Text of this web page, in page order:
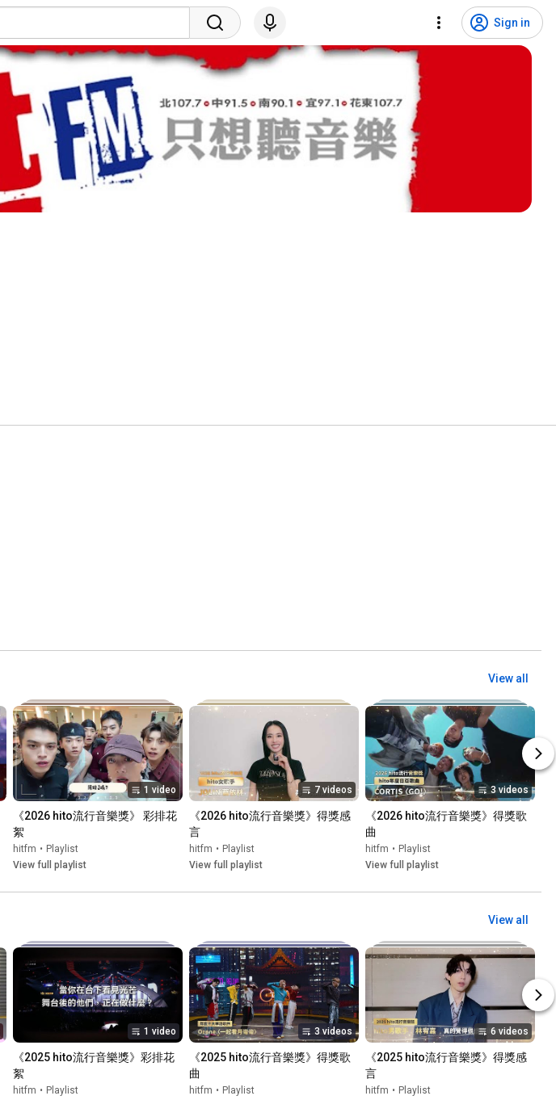
Sign in
View all
1 video
《2026 hito流行音樂獎》 彩排花
絮
hitfm • Playlist
View full playlist
7 videos
《2026 hito流行音樂獎》得獎感
言
hitfm • Playlist
View full playlist
3 videos
《2026 hito流行音樂獎》得獎歌
曲
hitfm • Playlist
View full playlist
View all
1 video
《2025 hito流行音樂獎》彩排花
絮
hitfm • Playlist
3 videos
《2025 hito流行音樂獎》得獎歌
曲
hitfm • Playlist
6 videos
《2025 hito流行音樂獎》得獎感
言
hitfm • Playlist